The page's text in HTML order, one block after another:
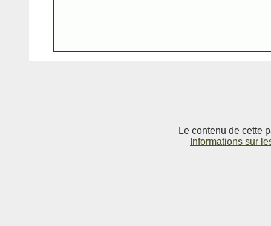
Le contenu de cette
Informations sur